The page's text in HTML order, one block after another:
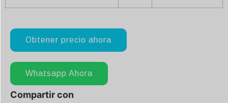
Obtener precio ahora
Whatsapp Ahora
Compartir con